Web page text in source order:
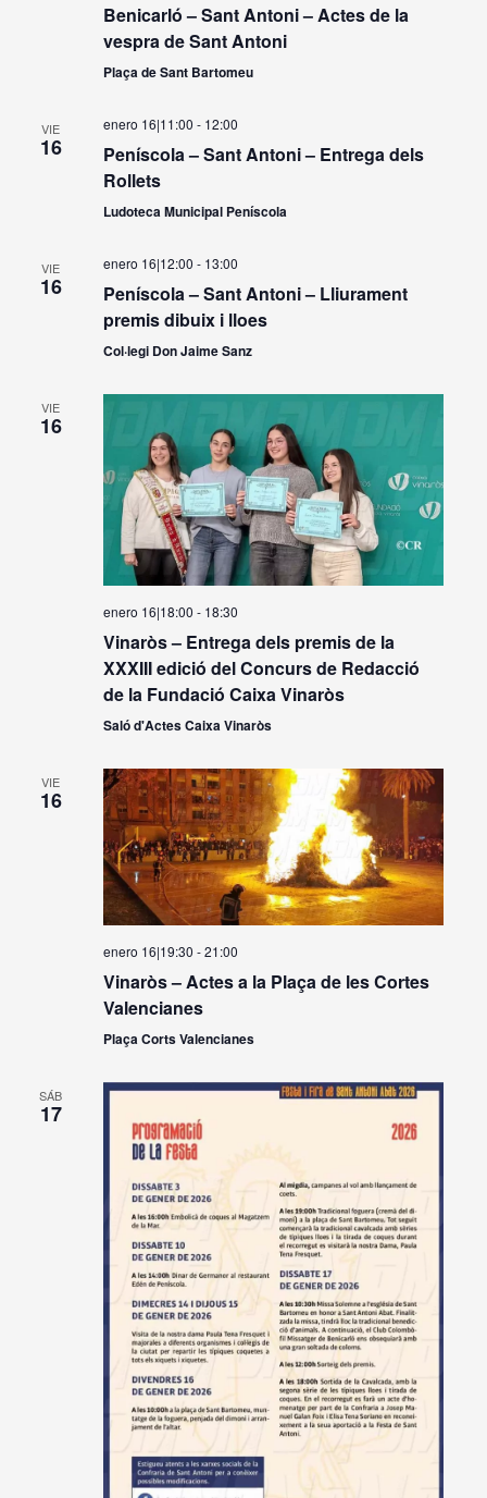
Benicarló – Sant Antoni – Actes de la
vespra de Sant Antoni
Plaça de Sant Bartomeu
VIE
16
enero 16|11:00 - 12:00
Peníscola – Sant Antoni – Entrega dels
Rollets
Ludoteca Municipal Peníscola
VIE
16
enero 16|12:00 - 13:00
Peníscola – Sant Antoni – Lliurament
premis dibuix i lloes
Col·legi Don Jaime Sanz
VIE
16
enero 16|18:00 - 18:30
Vinaròs – Entrega dels premis de la
XXXIII edició del Concurs de Redacció
de la Fundació Caixa Vinaròs
Saló d'Actes Caixa Vinaròs
VIE
16
enero 16|19:30 -21:00
Vinaròs – Actes a la Plaça de les Cortes
Valencianes
Plaça Corts Valencianes
SÁB
17